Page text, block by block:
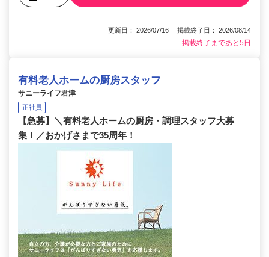
更新日： 2026/07/16 掲載終了日： 2026/08/14
掲載終了まであと5日
有料老人ホームの厨房スタッフ
サニーライフ君津
正社員
【急募】＼有料老人ホームの厨房・調理スタッフ大募
集！／おかげさまで35周年！